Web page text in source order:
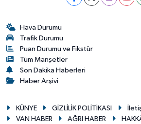
Hava Durumu
Trafik Durumu
Puan Durumu ve Fikstür
Tüm Manşetler
Son Dakika Haberleri
Haber Arşivi
KÜNYE GİZLİLİK POLİTİKASI
VAN HABER
AĞRI HABER